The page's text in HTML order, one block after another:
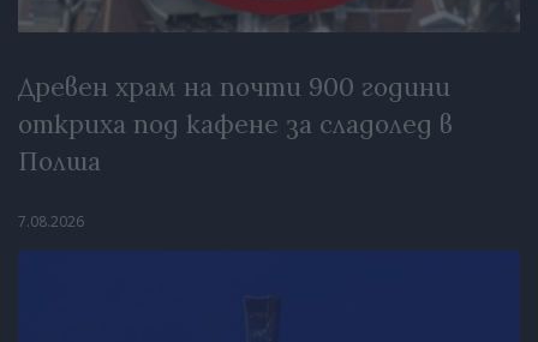
Древен храм на почти 900 години
откриха под кафене за сладолед в
Полша
7.08.2026